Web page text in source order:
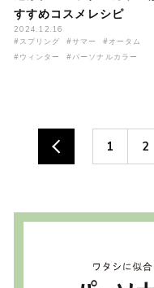
すすめコスメレシピ
2024.12.16
#スプリング
#サマー
#オータム
#ウィンター
#パーソナルカラー
1 2